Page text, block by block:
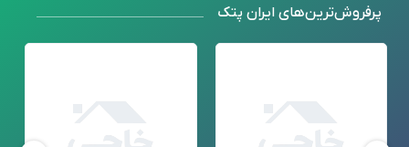
پرفروش‌ترین‌های ایران پتک